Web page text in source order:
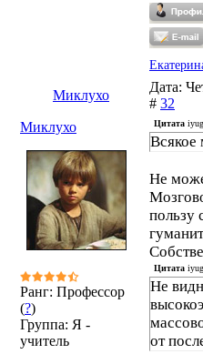
Миклухо
Дата:
# 32
Миклухо
Ранг: Профессор
(?)
Группа: Я -
учитель
Цитата
Всякое
Не
пользу
Цитата
Не
от